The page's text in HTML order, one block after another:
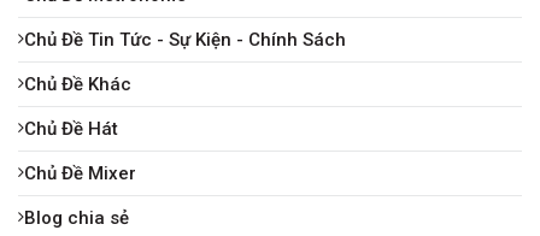
Chủ Đề Tin Tức - Sự Kiện - Chính Sách
Chủ Đề Khác
Chủ Đề Hát
Chủ Đề Mixer
Blog chia sẻ